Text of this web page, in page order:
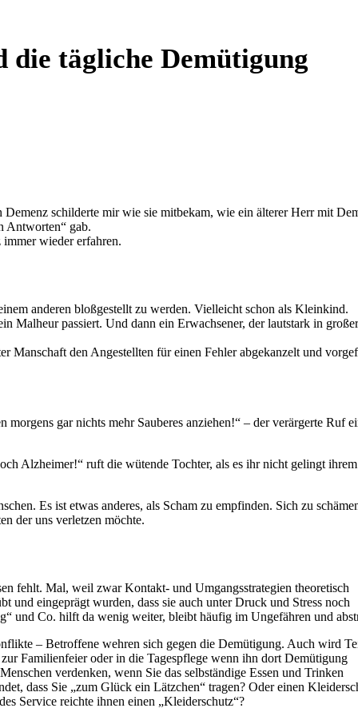
die tägliche Demütigung
schilderte mir wie sie mitbekam, wie ein älterer Herr mit
Antworten“ gab.
wieder erfahren.
anderen bloßgestellt zu werden. Vielleicht schon als Kleinkind.
Malheur passiert. Und dann ein Erwachsener, der lautstark in großer
Manschaft den Angestellten für einen Fehler abgekanzelt und
gar nichts mehr Sauberes anziehen!“ – der verärgerte Ruf
Alzheimer!“ ruft die wütende Tochter, als es ihr nicht gelingt
Es ist etwas anderes, als Scham zu empfinden. Sich zu
der uns verletzen möchte.
fehlt. Mal, weil zwar Kontakt- und Umgangsstrategien theoretisch
und eingeprägt wurden, dass sie auch unter Druck und Stress noch
und Co. hilft da wenig weiter, bleibt häufig im Ungefähren und
– Betroffene wehren sich gegen die Demütigung. Auch wird
Familienfeier oder in die Tagespflege wenn ihn dort Demütigung
verdenken, wenn Sie das selbständige Essen und Trinken
dass Sie „zum Glück ein Lätzchen“ tragen? Oder einen
Service reichte ihnen einen „Kleiderschutz“?